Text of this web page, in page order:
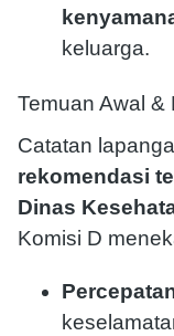
keluarga.
Temuan Awal
Catatan
rekomendasi
Dinas
Komisi D